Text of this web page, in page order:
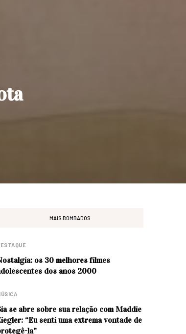
MAIS BOMBADOS
os 30 melhores filmes
dos anos 2000
se abre sobre sua relação com Maddie
“Eu senti uma extrema vontade de
la”